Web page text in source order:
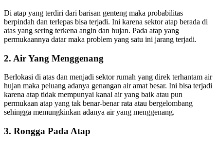
Di atap yang terdiri dari barisan genteng maka probabilitas
berpindah dan terlepas bisa terjadi. Ini karena sektor atap berada di
atas yang sering terkena angin dan hujan. Pada atap yang
permukaannya datar maka problem yang satu ini jarang terjadi.
2. Air Yang Menggenang
Berlokasi di atas dan menjadi sektor rumah yang direk terhantam air
hujan maka peluang adanya genangan air amat besar. Ini bisa terjadi
karena atap tidak mempunyai kanal air yang baik atau pun
permukaan atap yang tak benar-benar rata atau bergelombang
sehingga memungkinkan adanya air yang menggenang.
3. Rongga Pada Atap